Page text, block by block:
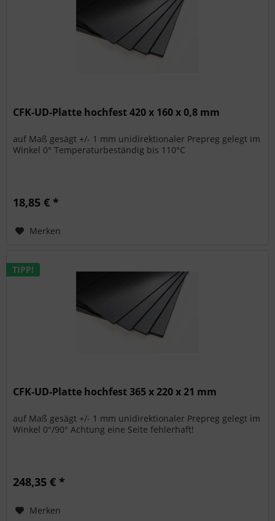
CFK-UD-Platte hochfest 420 x 160 x 0,8 mm
auf Maß gesägt +/- 1 mm unidirektionaler Prepreg gelegt im
Winkel 0° Temperaturbeständig bis 110°C
18,85 € *
Merken
TIPP!
CFK-UD-Platte hochfest 365 x 220 x 21 mm
auf Maß gesägt +/- 1 mm unidirektionaler Prepreg gelegt im
Winkel 0°/90° Achtung eine Seite fehlerhaft!
248,35 € *
Merken